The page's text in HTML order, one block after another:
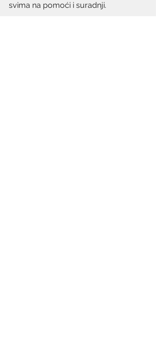
svima na pomoći i suradnji.